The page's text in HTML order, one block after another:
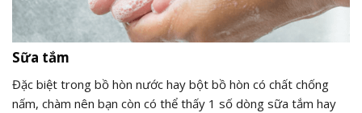
Sữa tắm
Đặc biệt trong bồ hòn nước hay bột bồ hòn có chất chống
nấm, chàm nên bạn còn có thể thấy 1 số dòng sữa tắm hay